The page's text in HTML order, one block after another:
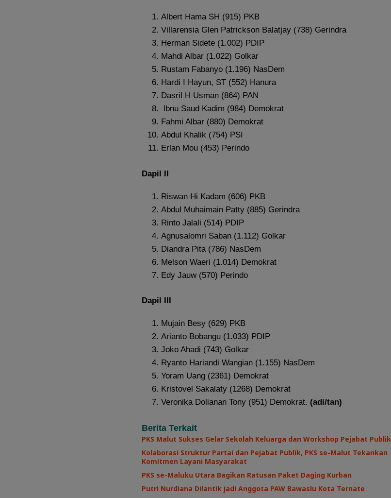
Albert Hama SH (915) PKB
Villarensia Glen Patrickson Balatjay (738) Gerindra
Herman Sidete (1.002) PDIP
Mahdi Albar (1.022) Golkar
Rustam Fabanyo (1.196) NasDem
Hardi I Hayun, ST (552) Hanura
Dasril H Usman (864) PAN
lbnu Saud Kadim (984) Demokrat
Fahmi Albar (880) Demokrat
Abdul Khalik (754) PSI
Erlan Mou (453) Perindo
Dapil II
Riswan Hi Kadam (606) PKB
Abdul Muhaimain Patty (885) Gerindra
Rinto Jalali (514) PDIP
Agnusalomri Saban (1.112) Golkar
Diandra Pita (786) NasDem
Melson Waeri (1.014) Demokrat
Edy Jauw (570) Perindo
Dapil III
Mujain Besy (629) PKB
Arianto Bobangu (1.033) PDIP
Joko Ahadi (743) Golkar
Ryanto Hariandi Wangian (1.155) NasDem
Yoram Uang (2361) Demokrat
Kristovel Sakalaty (1268) Demokrat
Veronika Dolianan Tony (951) Demokrat. (adi/tan)
Berita Terkait
PKS Malut Sukses Gelar Sekolah Keluarga dan Workshop Pejabat Publik
Kolaborasi Struktur Partai dan Pejabat Publik, PKS se-Malut Tekankan
Komitmen Layani Masyarakat
PKS se-Maluku Utara Bagikan Ratusan Paket Daging Kurban
Putri Nurdiana Dilantik jadi Anggota PAW Bawaslu Kota Ternate